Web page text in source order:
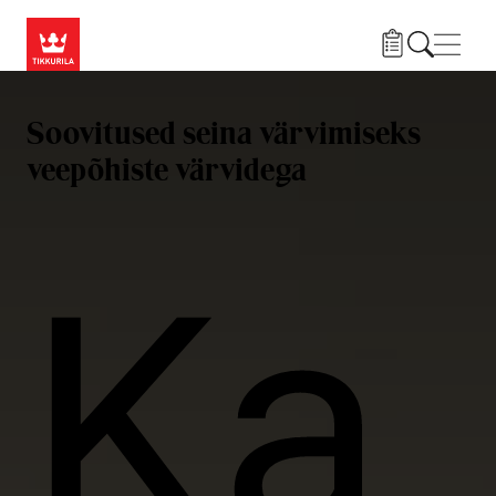
Soovitused seina värvimiseks
veepõhiste värvidega